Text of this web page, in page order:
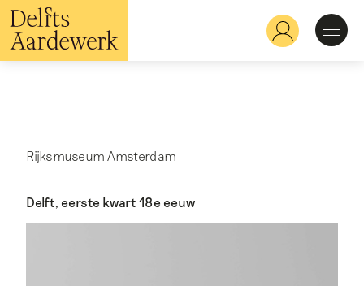
Overslaan
en
naar
de
Hoofdnavigatie
Bekijken
Rijksmuseum Amsterdam
Delft, eerste kwart 18e eeuw